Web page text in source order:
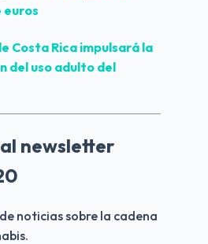
euros
Costa Rica impulsará la
del uso adulto del
newsletter
noticias sobre la cadena